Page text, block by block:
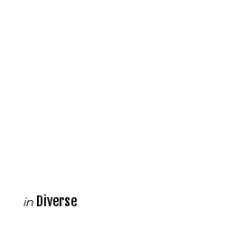
Categories
Posted
in Diverse